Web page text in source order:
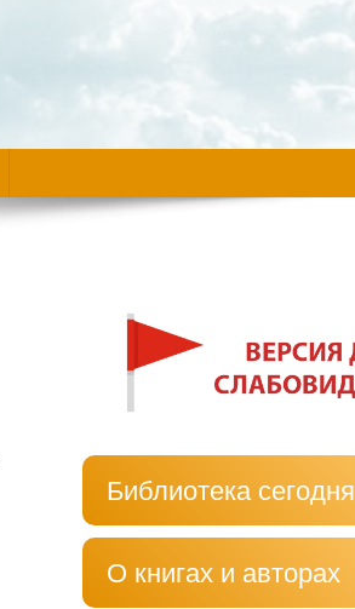
Библиотека сегодня
О книгах и авторах